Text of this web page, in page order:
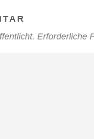
Erforderliche